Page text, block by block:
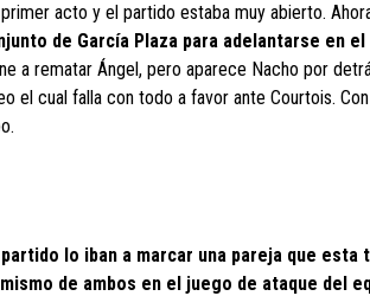
acto y el partido estaba muy abierto.
de García Plaza para adelantarse en
a rematar Ángel, pero aparece Nacho por
el cual falla con todo a favor ante Courtois.
lo iban a marcar una pareja que esta
de ambos en el juego de ataque del